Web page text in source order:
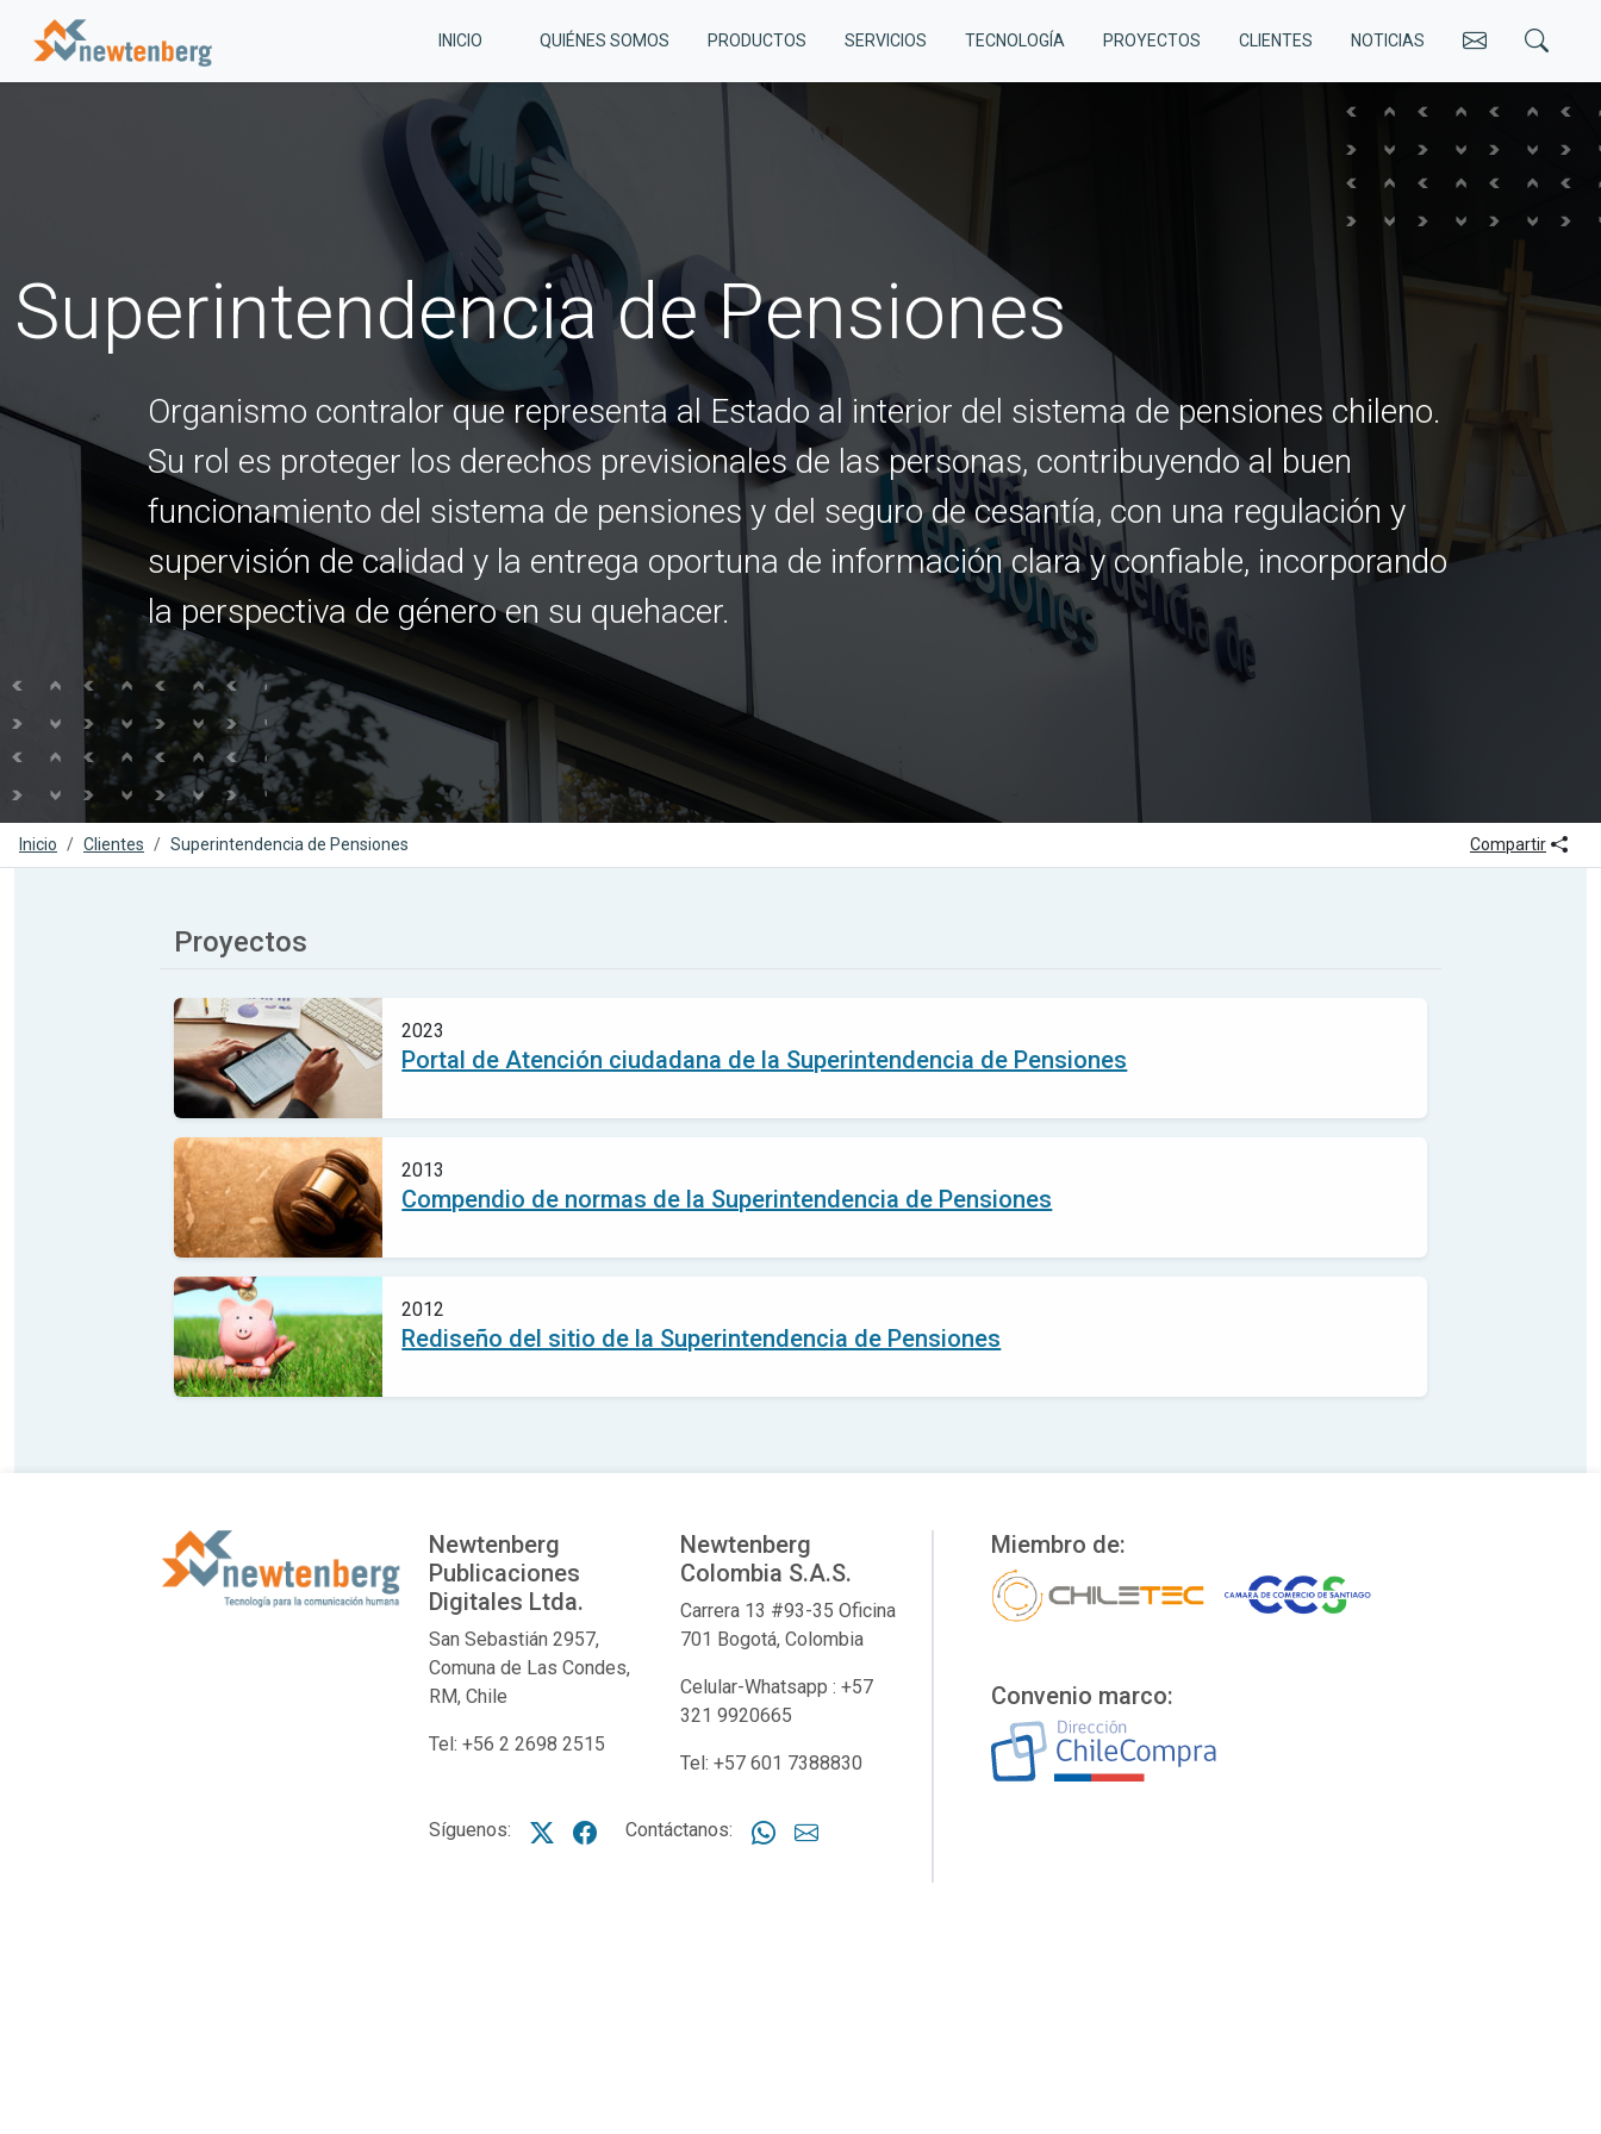
INICIO QUIÉNES SOMOS PRODUCTOS SERVICIOS TECNOLOGÍA PROYECTOS CLIENTES NOTICIAS
lupa
Superintendencia de Pensiones
Organismo contralor que representa al Estado al interior del sistema de pensiones chileno.
Su rol es proteger los derechos previsionales de las personas, contribuyendo al buen
funcionamiento del sistema de pensiones y del seguro de cesantía, con una regulación y
supervisión de calidad y la entrega oportuna de información clara y confiable, incorporando
la perspectiva de género en su quehacer.
Inicio Clientes Superintendencia de Pensiones Compartir
Proyectos
2023
Portal de Atención ciudadana de la Superintendencia de Pensiones
2013
Compendio de normas de la Superintendencia de Pensiones
2012
Rediseño del sitio de la Superintendencia de Pensiones
Newtenberg
Publicaciones
Digitales Ltda.
San Sebastián 2957,
Comuna de Las Condes,
RM, Chile
Tel: +56 2 2698 2515
Newtenberg
Colombia S.A.S.
Carrera 13 #93-35 Oficina
701 Bogotá, Colombia
Celular-Whatsapp : +57
321 9920665
Tel: +57 601 7388830
Síguenos: X NTGFacebook NTG
Contáctanos: WhatsappCorreo NTG
Miembro de:
Convenio marco: